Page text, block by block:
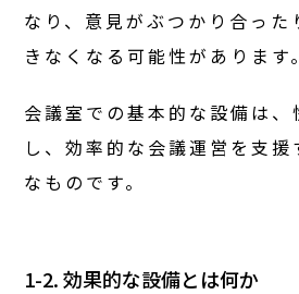
なり、意見がぶつかり合った
きなくなる可能性があります。
会議室での基本的な設備は
し、効率的な会議運営を支
なものです。
1-2. 効果的な設備とは何か